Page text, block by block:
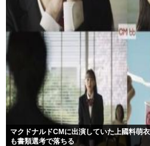
マクドナルドCMに出演していた上國料萌
も書類選考で落ちる